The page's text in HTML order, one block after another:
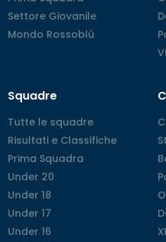
Settore Giovanile
Settore Giovanile
Mondo Rossoblù
Mondo Rossoblù
Squadre
Tutte le squadre
Tutte le squadre
Risultati e Classifiche
Risultati e Classifiche
Prima Squadra
Prima Squadra
Under 20
Under 20
Under 18
Under 18
Under 17
Under 17
Under 16
Under 16